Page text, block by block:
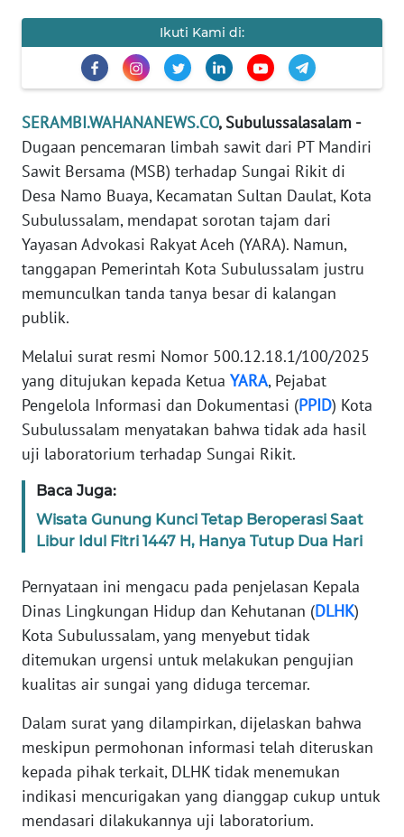
Ikuti Kami di:
SERAMBI.WAHANANEWS.CO, Subulussalasalam -
Dugaan pencemaran limbah sawit dari PT Mandiri
Sawit Bersama (MSB) terhadap Sungai Rikit di
Desa Namo Buaya, Kecamatan Sultan Daulat, Kota
Subulussalam, mendapat sorotan tajam dari
Yayasan Advokasi Rakyat Aceh (YARA). Namun,
tanggapan Pemerintah Kota Subulussalam justru
memunculkan tanda tanya besar di kalangan
publik.
Melalui surat resmi Nomor 500.12.18.1/100/2025
yang ditujukan kepada Ketua YARA, Pejabat
Pengelola Informasi dan Dokumentasi (PPID) Kota
Subulussalam menyatakan bahwa tidak ada hasil
uji laboratorium terhadap Sungai Rikit.
Baca Juga:
Wisata Gunung Kunci Tetap Beroperasi Saat
Libur Idul Fitri 1447 H, Hanya Tutup Dua Hari
Pernyataan ini mengacu pada penjelasan Kepala
Dinas Lingkungan Hidup dan Kehutanan (DLHK)
Kota Subulussalam, yang menyebut tidak
ditemukan urgensi untuk melakukan pengujian
kualitas air sungai yang diduga tercemar.
Dalam surat yang dilampirkan, dijelaskan bahwa
meskipun permohonan informasi telah diteruskan
kepada pihak terkait, DLHK tidak menemukan
indikasi mencurigakan yang dianggap cukup untuk
mendasari dilakukannya uji laboratorium.
MEDIA
REDAKSI
KARIR
Wahana
News
Regional
SUMUT
WN
JAKARTA
JABAR
WN
NTT
WN
KEPRI
PAPUA
WN
PAPUA